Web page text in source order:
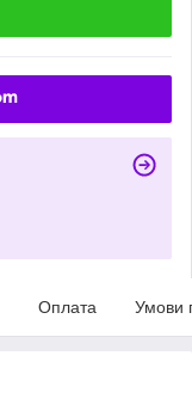
Оплата Умови